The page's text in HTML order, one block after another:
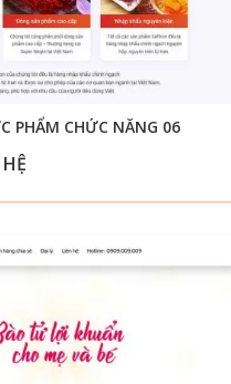
PHẨM CHỨC NĂNG 06